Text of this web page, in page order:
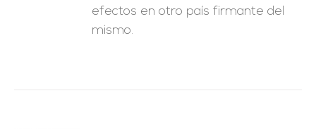
efectos en otro país firmante del
mismo.